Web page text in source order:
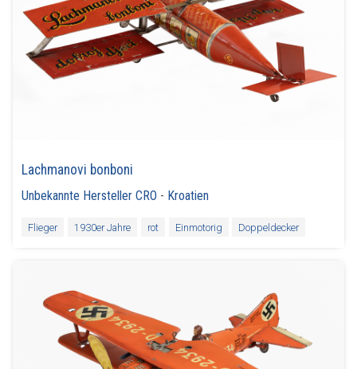
Lachmanovi bonboni
Unbekannte Hersteller CRO - Kroatien
Flieger 1930er Jahre rot Einmotorig Doppeldecker